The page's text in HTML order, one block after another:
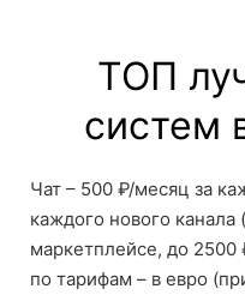
ТОП
систем
Чат – 500 ₽/месяц за
каждого нового
маркетплейсе, до
по тарифам – в евро